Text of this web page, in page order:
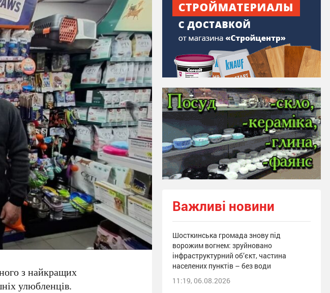
з найкращих
улюбленців.
Важливі новини
Шосткинська громада знову під
ворожим вогнем: зруйновано
інфраструктурний об’єкт, частина
населених пунктів – без води
11:19, 06.08.2026